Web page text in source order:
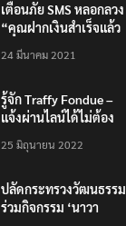
เตือนภัย SMS หลอกลวง
“คุณฝากเงินสำเร็จแล้ว
200,000 บาท”
24 มีนาคม 2021
รู้จัก Traffy Fondue –
แจ้งผ่านไลน์ได้ไม่ต้อง
ทั่วไทย ไม่ใช่แค่ในกรุง
25 มิถุนายน 2022
ปลัดกระทรวงวัฒนธรรม
ร่วมกิจกรรม ‘นาวา